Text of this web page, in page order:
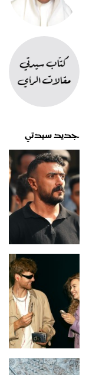
جديد سيدتي